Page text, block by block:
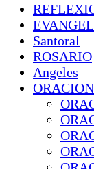
Santoral
ROSARIO
Angeles